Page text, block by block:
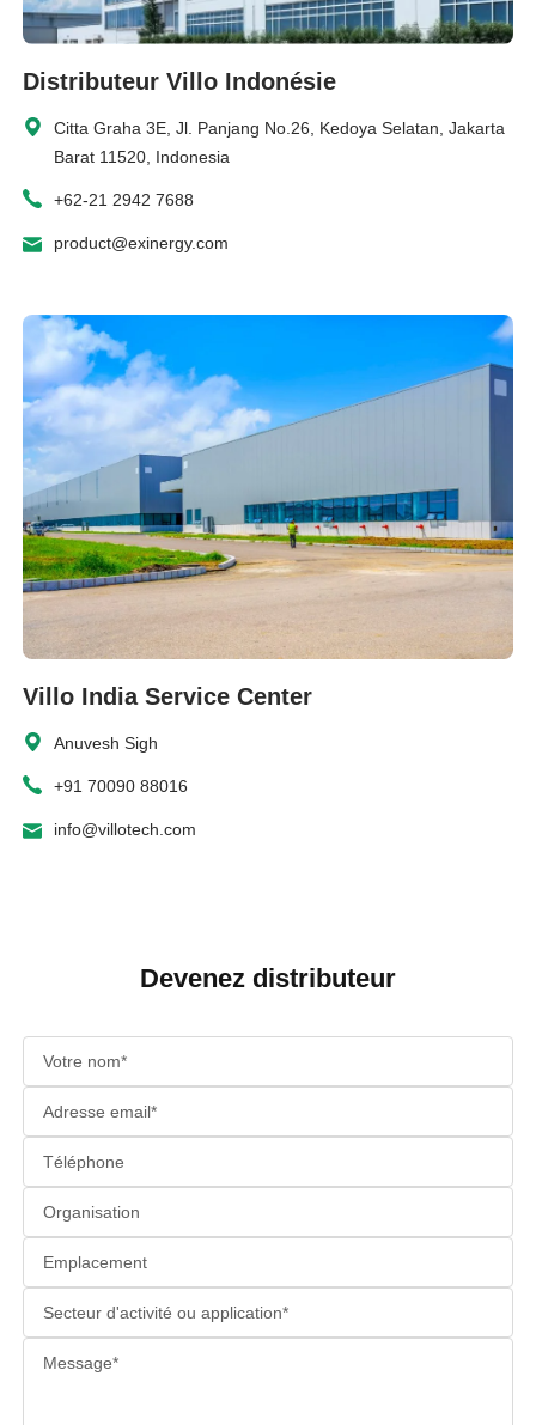
Distributeur Villo Indonésie
Citta Graha 3E, Jl. Panjang No.26, Kedoya Selatan, Jakarta
Barat 11520, Indonesia
+62-21 2942 7688
product@exinergy.com
Villo India Service Center
Anuvesh Sigh
+91 70090 88016
info@villotech.com
Devenez distributeur